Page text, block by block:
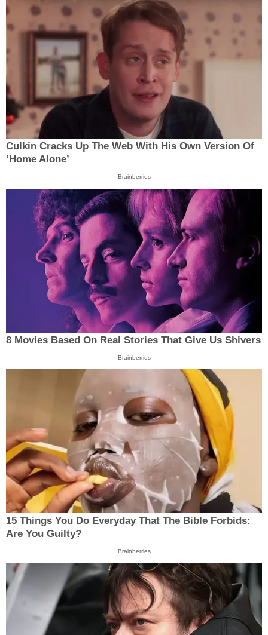
Culkin Cracks Up The Web With His Own Version Of
‘Home Alone’
Brainberries
8 Movies Based On Real Stories That Give Us Shivers
Brainberries
15 Things You Do Everyday That The Bible Forbids:
Are You Guilty?
Brainberries